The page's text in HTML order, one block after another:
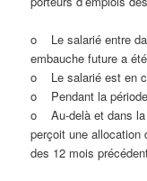
o Le salarié entre
embauche future a
o Le salarié est en
o Pendant la
o Au-delà et dans la
perçoit une allocation
des 12 mois